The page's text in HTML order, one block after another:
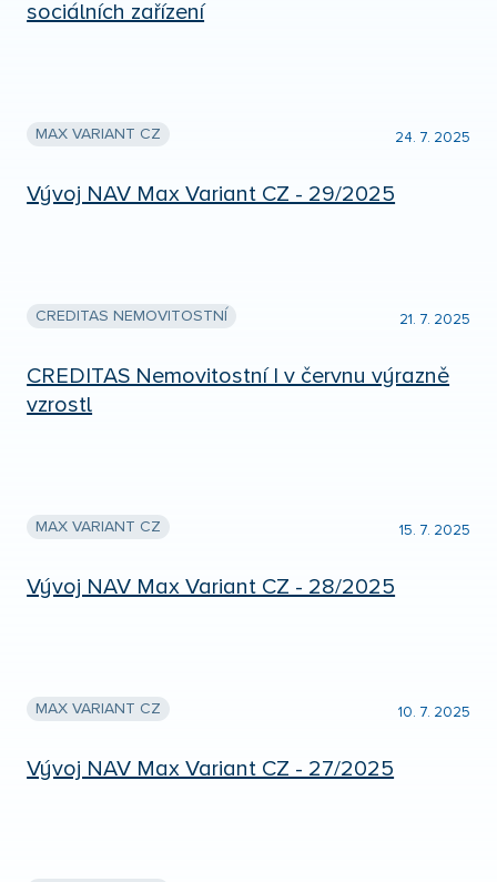
sociálních zařízení
MAX VARIANT CZ 24. 7. 2025
Vývoj NAV Max Variant CZ - 29/2025
CREDITAS NEMOVITOSTNÍ 21. 7. 2025
CREDITAS Nemovitostní I v červnu výrazně
vzrostl
MAX VARIANT CZ 15. 7. 2025
Vývoj NAV Max Variant CZ - 28/2025
MAX VARIANT CZ 10. 7. 2025
Vývoj NAV Max Variant CZ - 27/2025